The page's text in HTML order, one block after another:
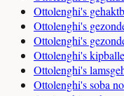
Ottolenghi's
Ottolenghi's
Ottolenghi's
Ottolenghi's
Ottolenghi's
Ottolenghi's soba